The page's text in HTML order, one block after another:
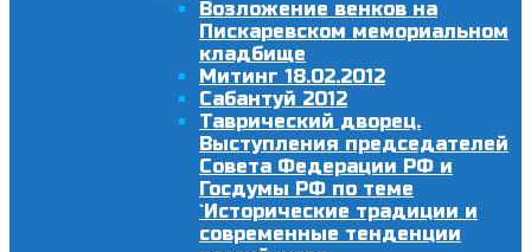
Возложение венков на
Пискаревском мемориальном
кладбище
Митинг 18.02.2012
Сабантуй 2012
Таврический дворец.
Выступления председателей
Совета Федерации РФ и
Госдумы РФ по теме
`Исторические традиции и
современные тенденции